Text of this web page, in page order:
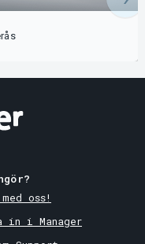
oss!
in i Manager